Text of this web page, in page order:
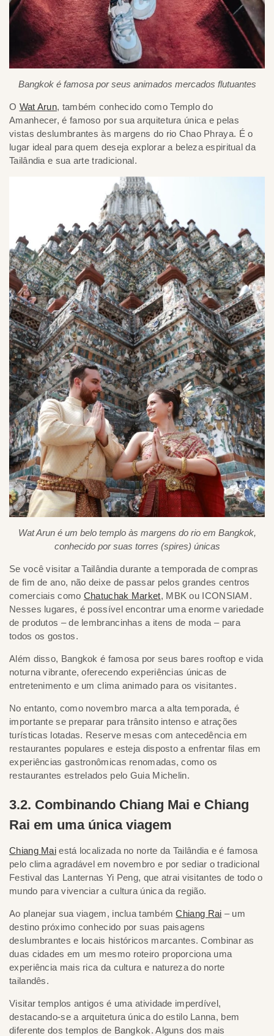
Bangkok é famosa por seus animados mercados flutuantes
O Wat Arun, também conhecido como Templo do
Amanhecer, é famoso por sua arquitetura única e pelas
vistas deslumbrantes às margens do rio Chao Phraya. É o
lugar ideal para quem deseja explorar a beleza espiritual da
Tailândia e sua arte tradicional.
Wat Arun é um belo templo às margens do rio em Bangkok,
conhecido por suas torres (spires) únicas
Se você visitar a Tailândia durante a temporada de compras
de fim de ano, não deixe de passar pelos grandes centros
comerciais como Chatuchak Market, MBK ou ICONSIAM.
Nesses lugares, é possível encontrar uma enorme variedade
de produtos – de lembrancinhas a itens de moda – para
todos os gostos.
Além disso, Bangkok é famosa por seus bares rooftop e vida
noturna vibrante, oferecendo experiências únicas de
entretenimento e um clima animado para os visitantes.
No entanto, como novembro marca a alta temporada, é
importante se preparar para trânsito intenso e atrações
turísticas lotadas. Reserve mesas com antecedência em
restaurantes populares e esteja disposto a enfrentar filas em
experiências gastronômicas renomadas, como os
restaurantes estrelados pelo Guia Michelin.
3.2. Combinando Chiang Mai e Chiang
Rai em uma única viagem
Chiang Mai está localizada no norte da Tailândia e é famosa
pelo clima agradável em novembro e por sediar o tradicional
Festival das Lanternas Yi Peng, que atrai visitantes de todo o
mundo para vivenciar a cultura única da região.
Ao planejar sua viagem, inclua tambémChiang Rai – um
destino próximo conhecido por suas paisagens
deslumbrantes e locais históricos marcantes. Combinar as
duas cidades em um mesmo roteiro proporciona uma
experiência mais rica da cultura e natureza do norte
tailandês.
Visitar templos antigos é uma atividade imperdível,
destacando-se a arquitetura única do estilo Lanna, bem
diferente dos templos de Bangkok. Alguns dos mais